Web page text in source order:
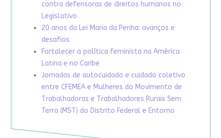
contra defensoras de direitos humanos no
Legislativo
20 anos da Lei Maria da Penha: avanços e
desafios
Fortalecer a política feminista na América
Latina e no Caribe
Jornadas de autocuidado e cuidado coletivo
entre CFEMEA e Mulheres do Movimento de
Trabalhadoras e Trabalhadores Rurais Sem
Terra (MST) do Distrito Federal e Entorno